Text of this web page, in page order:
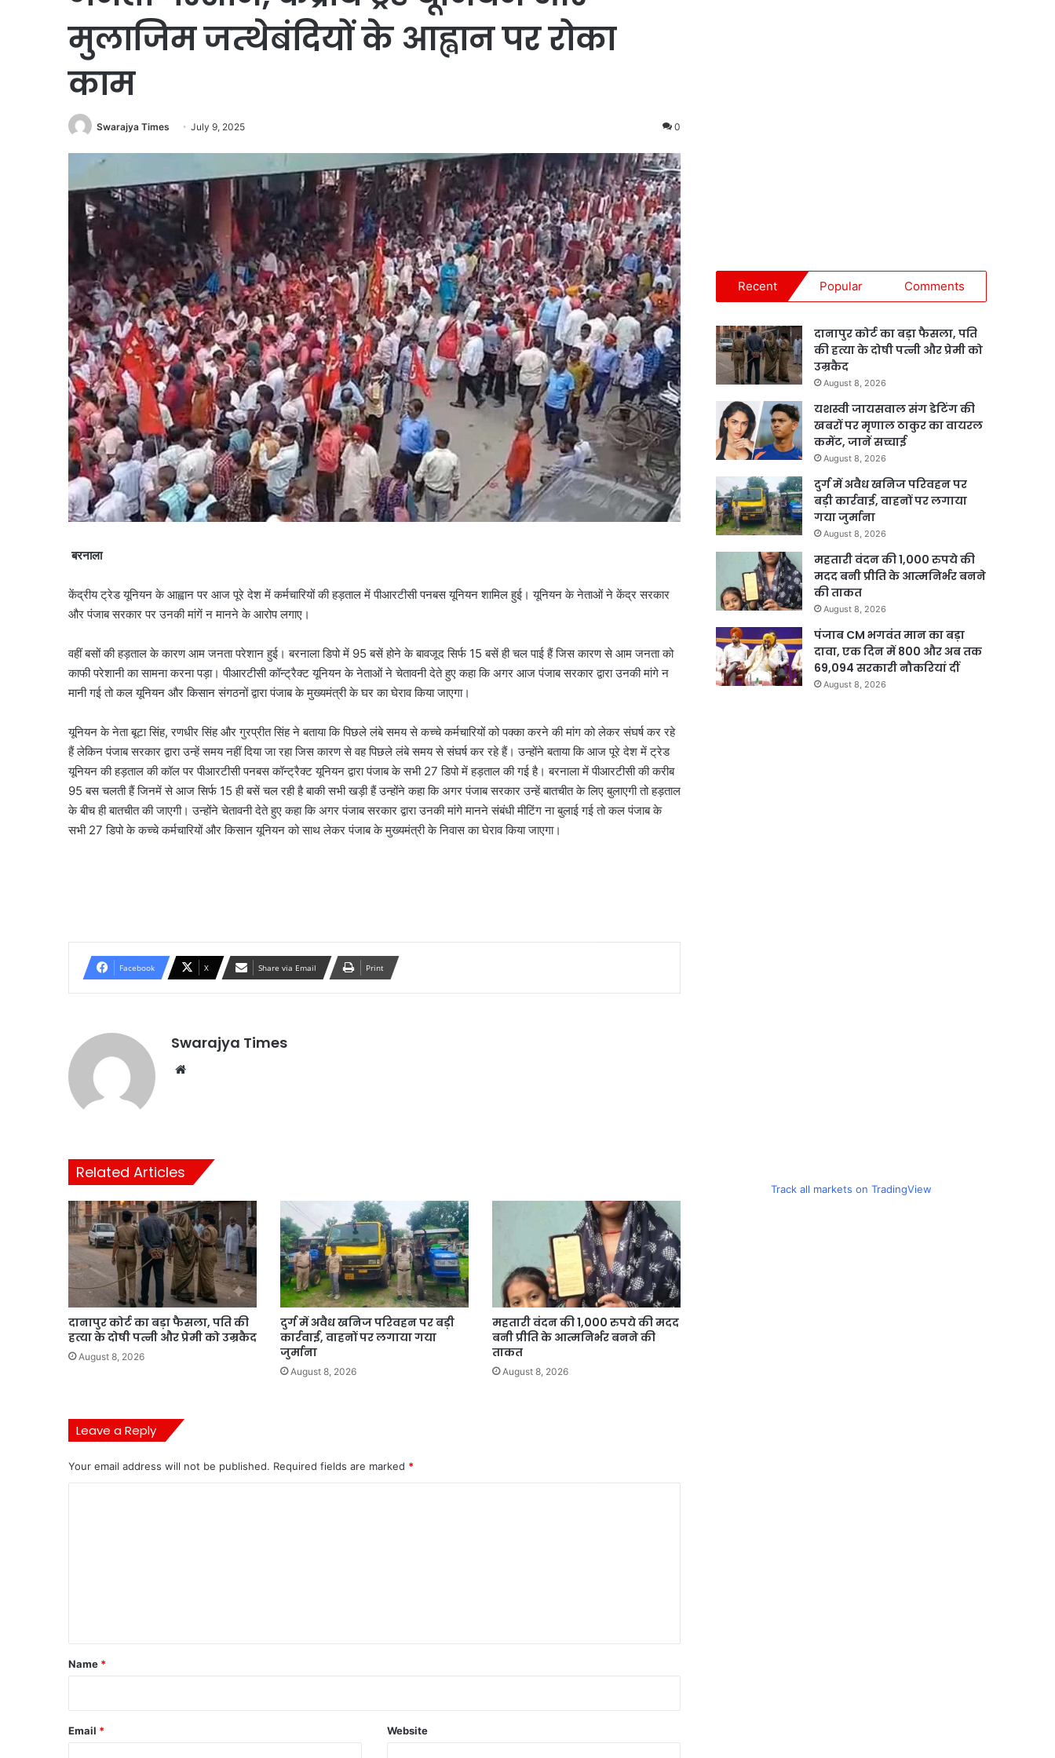
मुलाजिम जत्थेबंदियों के आह्वान पर रोका
काम
Swarajya Times July 9, 2025 0
बरनाला
केंद्रीय ट्रेड यूनियन के आह्वान पर आज पूरे देश में कर्मचारियों की हड़ताल में पीआरटीसी पनबस यूनियन शामिल हुई। यूनियन के नेताओं ने केंद्र सरकार
और पंजाब सरकार पर उनकी मांगें न मानने के आरोप लगाए।
वहीं बसों की हड़ताल के कारण आम जनता परेशान हुई। बरनाला डिपो में 95 बसें होने के बावजूद सिर्फ 15 बसें ही चल पाई हैं जिस कारण से आम जनता को
काफी परेशानी का सामना करना पड़ा। पीआरटीसी कॉन्ट्रैक्ट यूनियन के नेताओं ने चेतावनी देते हुए कहा कि अगर आज पंजाब सरकार द्वारा उनकी मांगे न
मानी गई तो कल यूनियन और किसान संगठनों द्वारा पंजाब के मुख्यमंत्री के घर का घेराव किया जाएगा।
यूनियन के नेता बूटा सिंह, रणधीर सिंह और गुरप्रीत सिंह ने बताया कि पिछले लंबे समय से कच्चे कर्मचारियों को पक्का करने की मांग को लेकर संघर्ष कर रहे
हैं लेकिन पंजाब सरकार द्वारा उन्हें समय नहीं दिया जा रहा जिस कारण से वह पिछले लंबे समय से संघर्ष कर रहे हैं। उन्होंने बताया कि आज पूरे देश में ट्रेड
यूनियन की हड़ताल की कॉल पर पीआरटीसी पनबस कॉन्ट्रैक्ट यूनियन द्वारा पंजाब के सभी 27 डिपो में हड़ताल की गई है। बरनाला में पीआरटीसी की करीब
95 बस चलती हैं जिनमें से आज सिर्फ 15 ही बसें चल रही है बाकी सभी खड़ी हैं उन्होंने कहा कि अगर पंजाब सरकार उन्हें बातचीत के लिए बुलाएगी तो हड़ताल
के बीच ही बातचीत की जाएगी। उन्होंने चेतावनी देते हुए कहा कि अगर पंजाब सरकार द्वारा उनकी मांगे मानने संबंधी मीटिंग ना बुलाई गई तो कल पंजाब के
सभी 27 डिपो के कच्चे कर्मचारियों और किसान यूनियन को साथ लेकर पंजाब के मुख्यमंत्री के निवास का घेराव किया जाएगा।
Facebook X Share via Email Print
Swarajya Times
Related Articles
दानापुर कोर्ट का बड़ा फैसला, पति की
हत्या के दोषी पत्नी और प्रेमी को उम्रकैद
August 8, 2026
दुर्ग में अवैध खनिज परिवहन पर बड़ी
कार्रवाई, वाहनों पर लगाया गया
जुर्माना
August 8, 2026
महतारी वंदन की 1,000 रुपये की मदद
बनी प्रीति के आत्मनिर्भर बनने की
ताकत
August 8, 2026
Leave a Reply
Your email address will not be published. Required fields are marked *
*
Name *
Email * Website
Recent Popular Comments
दानापुर कोर्ट का बड़ा फैसला, पति
की हत्या के दोषी पत्नी और प्रेमी को
उम्रकैद
August 8, 2026
यशस्वी जायसवाल संग डेटिंग की
खबरों पर मृणाल ठाकुर का वायरल
कमेंट, जानें सच्चाई
August 8, 2026
दुर्ग में अवैध खनिज परिवहन पर
बड़ी कार्रवाई, वाहनों पर लगाया
गया जुर्माना
August 8, 2026
महतारी वंदन की 1,000 रुपये की
मदद बनी प्रीति के आत्मनिर्भर बनने
की ताकत
August 8, 2026
पंजाब CM भगवंत मान का बड़ा
दावा, एक दिन में 800 और अब तक
69,094 सरकारी नौकरियां दीं
August 8, 2026
Track all markets on TradingView